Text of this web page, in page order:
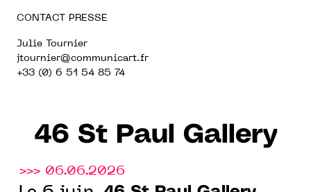
CONTACT PRESSE
Julie Tournier
jtournier@communicart.fr
+33 (0) 6 51 54 85 74
46 St Paul Gallery
>>> 06.06.2026